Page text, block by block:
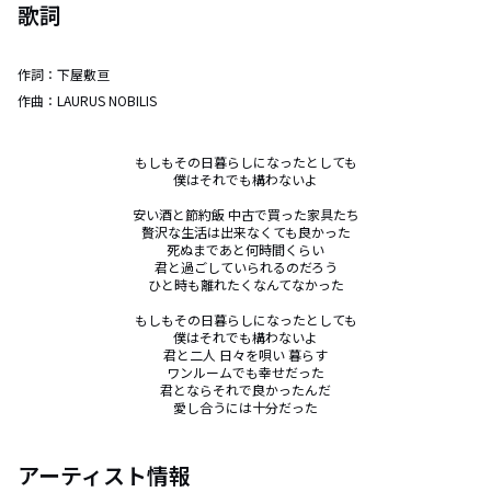
歌詞
作詞： 下屋敷亘
作曲： LAURUS NOBILIS
もしもその日暮らしになったとしても
僕はそれでも構わないよ
安い酒と節約飯 中古で買った家具たち
贅沢な生活は出来なくても良かった
死ぬまであと何時間くらい
君と過ごしていられるのだろう
ひと時も離れたくなんてなかった
もしもその日暮らしになったとしても
僕はそれでも構わないよ
君と二人 日々を唄い 暮らす
ワンルームでも幸せだった
君とならそれで良かったんだ
愛し合うには十分だった
アーティスト情報